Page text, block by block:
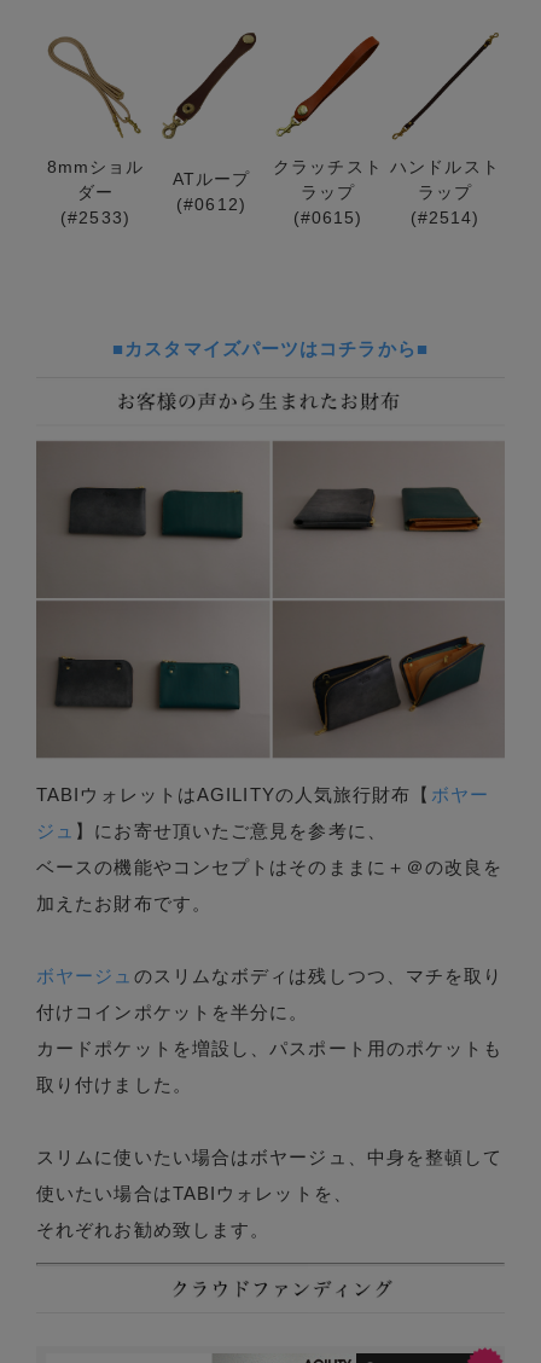
8mmショル
ダー
(#2533)
ATループ
(#0612)
クラッチスト
ラップ
(#0615)
ハンドルスト
ラップ
(#2514)
■カスタマイズパーツはコチラから■
TABIウォレットはAGILITYの人気旅行財布【 ボヤー
ジュ 】にお寄せ頂いたご意見を参考に、
ベースの機能やコンセプトはそのままに＋＠の改良を
加えたお財布です。
ボヤージュ のスリムなボディは残しつつ、マチを取り
付けコインポケットを半分に。
カードポケットを増設し、パスポート用のポケットも
取り付けました。
スリムに使いたい場合はボヤージュ、中身を整頓して
使いたい場合はTABIウォレットを、
それぞれお勧め致します。